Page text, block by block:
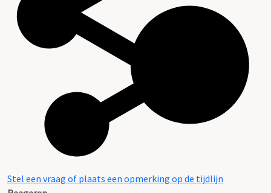
Stel een vraag of plaats een opmerking op de tijdlijn